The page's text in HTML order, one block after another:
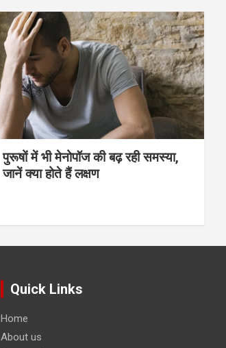
पुरूषों में भी मेनोपॉज की बढ़ रही समस्या,
जानें क्या होते हैं लक्षण
Quick Links
Home
About us